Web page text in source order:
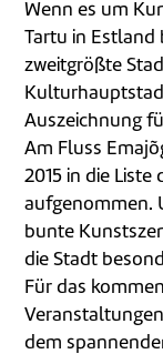
Wenn es um
Tartu in Estland
zweitgrößte
Auszeichnung
Am Fluss
2015 in die
aufgenommen.
bunte
die Stadt
Für das
dem